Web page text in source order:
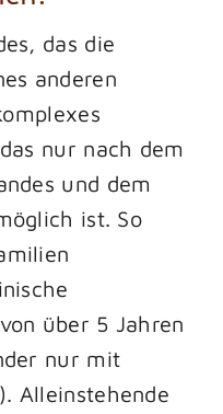
das die
anderen
nur nach dem
und dem
ist. So
über 5 Jahren
nur mit
Alleinstehende